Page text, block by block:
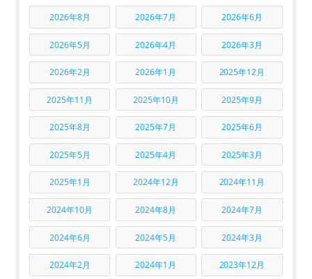
2026年8月 2026年7月 2026年6月
2026年5月 2026年4月 2026年3月
2026年2月 2026年1月 2025年12月
2025年11月 2025年10月 2025年9月
2025年8月 2025年7月 2025年6月
2025年5月 2025年4月 2025年3月
2025年1月 2024年12月 2024年11月
2024年10月 2024年8月 2024年7月
2024年6月 2024年5月 2024年3月
2024年2月 2024年1月 2023年12月